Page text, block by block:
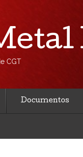
CGT
Documentos